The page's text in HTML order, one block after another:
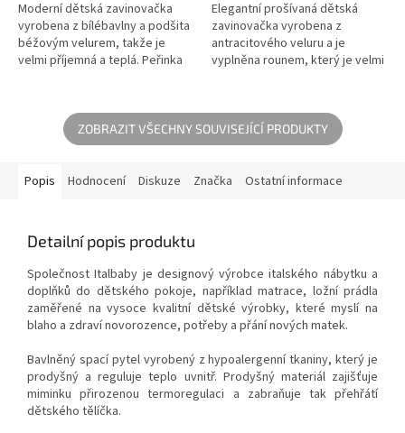
Moderní dětská zavinovačka
vyrobena z bílébavlny a podšita
béžovým velurem, takže je
velmi příjemná a teplá. Peřinka
Elegantní prošívaná dětská
zavinovačka vyrobena z
antracitového veluru a je
vyplněna rounem, který je velmi
mašlí. Nemá...
ZOBRAZIT VŠECHNY SOUVISEJÍCÍ PRODUKTY
Popis Hodnocení Diskuze Značka Ostatní informace
Detailní popis produktu
Společnost Italbaby je designový výrobce italského nábytku a
doplňků do dětského pokoje, například matrace, ložní prádla
zaměřené na vysoce kvalitní dětské výrobky, které myslí na
blaho a zdraví novorozence, potřeby a přání nových matek.
Bavlněný spací pytel vyrobený z hypoalergenní tkaniny, který je
prodyšný a reguluje teplo uvnitř. Prodyšný materiál zajišťuje
miminku přirozenou termoregulaci a zabraňuje tak přehřátí
dětského tělíčka.